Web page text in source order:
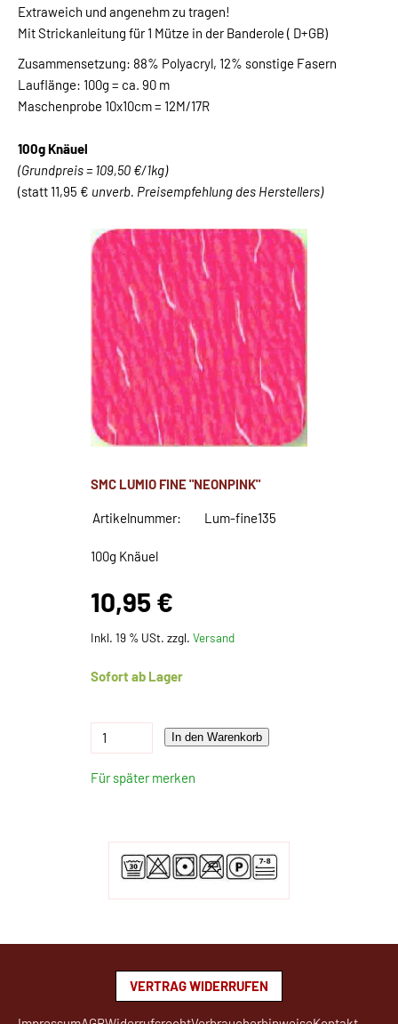
Extraweich und angenehm zu tragen!
Mit Strickanleitung für 1 Mütze in der Banderole ( D+GB)
Zusammensetzung: 88% Polyacryl, 12% sonstige Fasern
Lauflänge: 100g = ca. 90 m
Maschenprobe 10x10cm = 12M/17R
100g Knäuel
(Grundpreis = 109,50 €/1kg)
(statt 11,95 € unverb. Preisempfehlung des Herstellers)
SMC LUMIO FINE "NEONPINK"
Artikelnummer: Lum-fine135
100g Knäuel
10,95 €
Inkl. 19 % USt. zzgl. Versand
Sofort ab Lager
In den Warenkorb
Für später merken
VERTRAG WIDERRUFEN